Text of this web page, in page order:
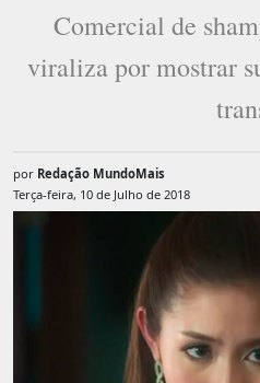
Comercial de
viraliza por mostrar
por Redação MundoMais
Terça-feira, 10 de Julho de 2018